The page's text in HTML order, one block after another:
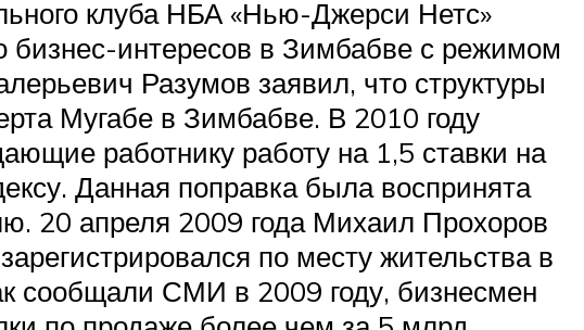
клуба НБА «Нью-Джерси Нетс»
бизнес-интересов в Зимбабве с режимом
Разумов заявил, что структуры
Мугабе в Зимбабве. В 2010 году
работнику работу на 1,5 ставки на
Данная поправка была воспринята
20 апреля 2009 года Михаил Прохоров
по месту жительства в
сообщали СМИ в 2009 году, бизнесмен